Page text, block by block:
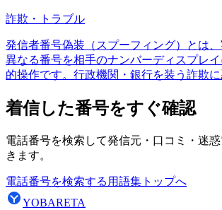
詐欺・トラブル
発信者番号偽装（スプーフィング）とは
異なる番号を相手のナンバーディスプレ
的操作です。行政機関・銀行を装う詐欺に
着信した番号をすぐ確認
電話番号を検索して発信元・口コミ・迷
きます。
電話番号を検索する 用語集トップへ
YOBARETA